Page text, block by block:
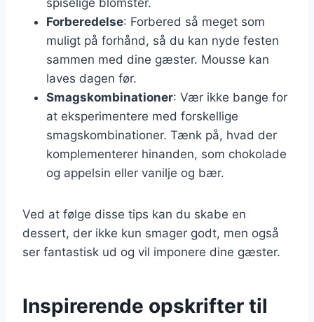
Forberedelse: Forbered så meget som
muligt på forhånd, så du kan nyde festen
sammen med dine gæster. Mousse kan
laves dagen før.
Smagskombinationer: Vær ikke bange for
at eksperimentere med forskellige
smagskombinationer. Tænk på, hvad der
komplementerer hinanden, som chokolade
og appelsin eller vanilje og bær.
Ved at følge disse tips kan du skabe en
dessert, der ikke kun smager godt, men også
ser fantastisk ud og vil imponere dine gæster.
Inspirerende opskrifter til